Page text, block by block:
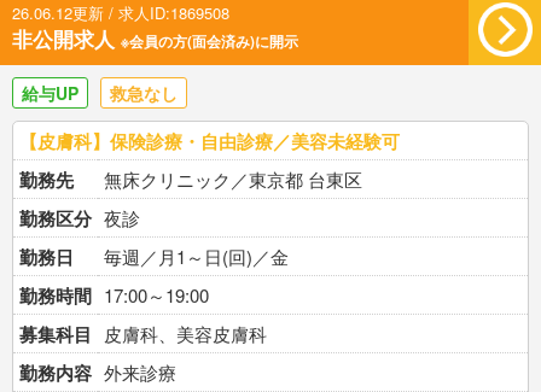
26.06.12更新 / 求人ID:1869508
非公開求人 ※会員の方(面会済み)に開示
給与UP 救急なし
【皮膚科】保険診療・自由診療／美容未経験可
勤務先
無床クリニック／東京都 台東区
勤務区分 夜診
勤務日 毎週／月1～日(回)／金
勤務時間 17:00～19:00
募集科目 皮膚科、美容皮膚科
勤務内容 外来診療